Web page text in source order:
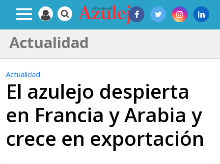
Actualidad
Actualidad
El azulejo despierta
en Francia y Arabia y
crece en exportación